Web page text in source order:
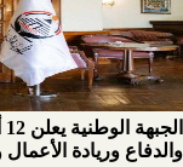
والدفاع وريادة